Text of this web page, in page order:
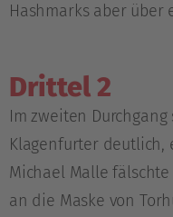
Hashmarks aber über
Drittel 2
Im zweiten
Klagenfurter deutlich,
Michael Malle
an die Maske von